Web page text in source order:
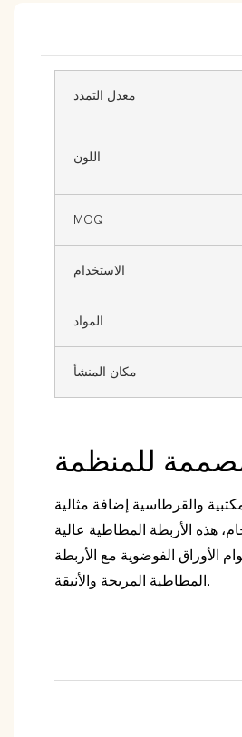
معدل التمدد
اللون
MOQ
الاستخدام
المواد
مكان المنشأ
والقرطاسية إضافة مثالية
هذه الأربطة المطاطية عالية
الأوراق الفوضوية مع الأربطة
المطاطية المريحة والأنيقة.